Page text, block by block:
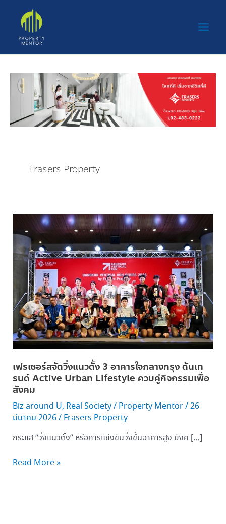
content
Frasers Property
เฟรเซอร์สจัดวิ่งแนวตั้ง 3 อาคารใจกลางกรุง ดันเท
รนด์ Active Urban Lifestyle ควบคู่กิจกรรมเพื่อ
สังคม
Biz around U, Real Society/ Property Mentor/26
มีนาคม 2026/ Frasers Property
กระแส “วิ่งแนวตั้ง” หรือการแข่งขันวิ่งขึ้นอาคารสูง ยังค […]
เซ
อร์ส
จัด
ตั้ง
3
อาคาร
ใจกลาง
กรุง
เท
รนด์
Urban
Lifestyle
ควบคู่
เพื่อ
Read More »